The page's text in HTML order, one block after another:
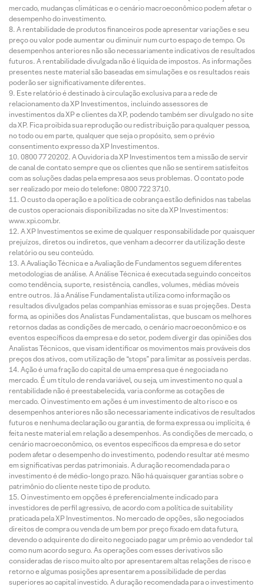
mercado, mudanças climáticas e o cenário macroeconômico podem afetar o
desempenho do investimento.
A rentabilidade de produtos financeiros pode apresentar variações e seu
preço ou valor pode aumentar ou diminuir num curto espaço de tempo. Os
desempenhos anteriores não são necessariamente indicativos de resultados
futuros. A rentabilidade divulgada não é líquida de impostos. As informações
presentes neste material são baseadas em simulações e os resultados reais
poderão ser significativamente diferentes.
Este relatório é destinado à circulação exclusiva para a rede de
relacionamento da XP Investimentos, incluindo assessores de
investimentos da XP e clientes da XP, podendo também ser divulgado no site
da XP. Fica proibida sua reprodução ou redistribuição para qualquer pessoa,
no todo ou em parte, qualquer que seja o propósito, sem o prévio
consentimento expresso da XP Investimentos.
0800 77 20202. A Ouvidoria da XP Investimentos tem a missão de servir
de canal de contato sempre que os clientes que não se sentirem satisfeitos
com as soluções dadas pela empresa aos seus problemas. O contato pode
ser realizado por meio do telefone: 0800 722 3710.
O custo da operação e a política de cobrança estão definidos nas tabelas
de custos operacionais disponibilizadas no site da XP Investimentos:
www.xpi.com.br.
A XP Investimentos se exime de qualquer responsabilidade por quaisquer
prejuízos, diretos ou indiretos, que venham a decorrer da utilização deste
relatório ou seu conteúdo.
A Avaliação Técnica e a Avaliação de Fundamentos seguem diferentes
metodologias de análise. A Análise Técnica é executada seguindo conceitos
como tendência, suporte, resistência, candles, volumes, médias móveis
entre outros. Já a Análise Fundamentalista utiliza como informação os
resultados divulgados pelas companhias emissoras e suas projeções. Desta
forma, as opiniões dos Analistas Fundamentalistas, que buscam os melhores
retornos dadas as condições de mercado, o cenário macroeconômico e os
eventos específicos da empresa e do setor, podem divergir das opiniões dos
Analistas Técnicos, que visam identificar os movimentos mais prováveis dos
preços dos ativos, com utilização de “stops” para limitar as possíveis perdas.
Ação é uma fração do capital de uma empresa que é negociada no
mercado. É um título de renda variável, ou seja, um investimento no qual a
rentabilidade não é preestabelecida, varia conforme as cotações de
mercado. O investimento em ações é um investimento de alto risco e os
desempenhos anteriores não são necessariamente indicativos de resultados
futuros e nenhuma declaração ou garantia, de forma expressa ou implícita, é
feita neste material em relação a desempenhos. As condições de mercado, o
cenário macroeconômico, os eventos específicos da empresa e do setor
podem afetar o desempenho do investimento, podendo resultar até mesmo
em significativas perdas patrimoniais. A duração recomendada para o
investimento é de médio-longo prazo. Não há quaisquer garantias sobre o
patrimônio do cliente neste tipo de produto.
O investimento em opções é preferencialmente indicado para
investidores de perfil agressivo, de acordo com a política de suitability
praticada pela XP Investimentos. No mercado de opções, são negociados
direitos de compra ou venda de um bem por preço fixado em data futura,
devendo o adquirente do direito negociado pagar um prêmio ao vendedor tal
como num acordo seguro. As operações com esses derivativos são
consideradas de risco muito alto por apresentarem altas relações de risco e
retorno e algumas posições apresentarem a possibilidade de perdas
superiores ao capital investido. A duração recomendada para o investimento